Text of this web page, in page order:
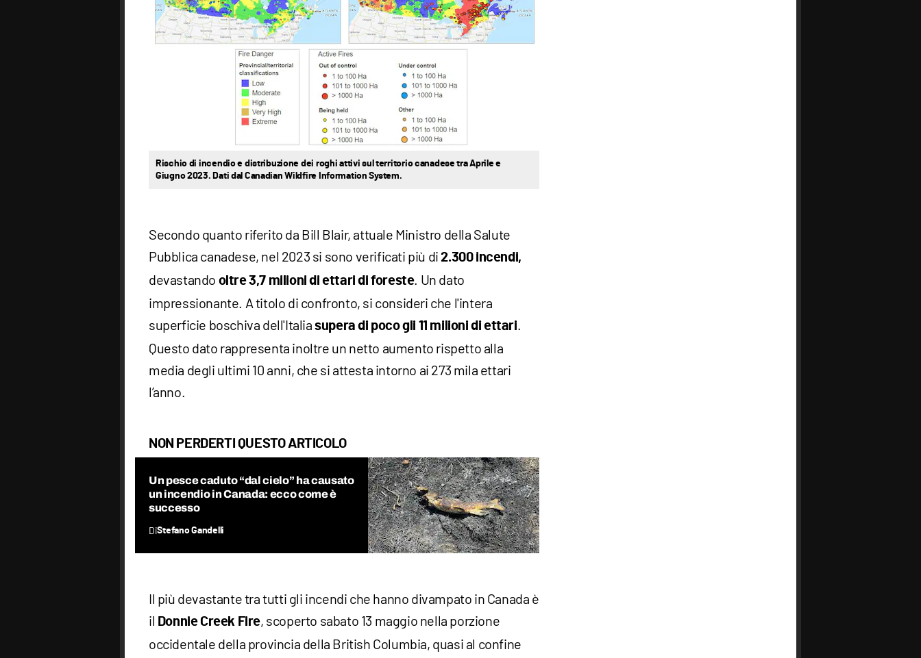
Rischio di incendio e distribuzione dei roghi attivi sul territorio canadese tra Aprile e
Giugno 2023. Dati dal Canadian Wildfire Information System.
Secondo quanto riferito da Bill Blair, attuale Ministro della Salute
Pubblica canadese, nel 2023 si sono verificati più di 2.300 incendi,
devastando oltre 3,7 milioni di ettari di foreste. Un dato
impressionante. A titolo di confronto, si consideri che l'intera
superficie boschiva dell'Italiasupera di poco gli 11 milioni di ettari
Questo dato rappresenta inoltre un netto aumento rispetto alla
media degli ultimi 10 anni, che si attesta intorno ai 273 mila ettari
l’anno.
NON PERDERTI QUESTO ARTICOLO
Un pesce caduto “dal cielo” ha causato
un incendio in Canada: ecco come è
successo
DiStefano Gandelli
Il più devastante tra tutti gli incendi che hanno divampato in Canada è
il Donnie Creek Fire, scoperto sabato 13 maggio nella porzione
occidentale della provincia della British Columbia, quasi al confine